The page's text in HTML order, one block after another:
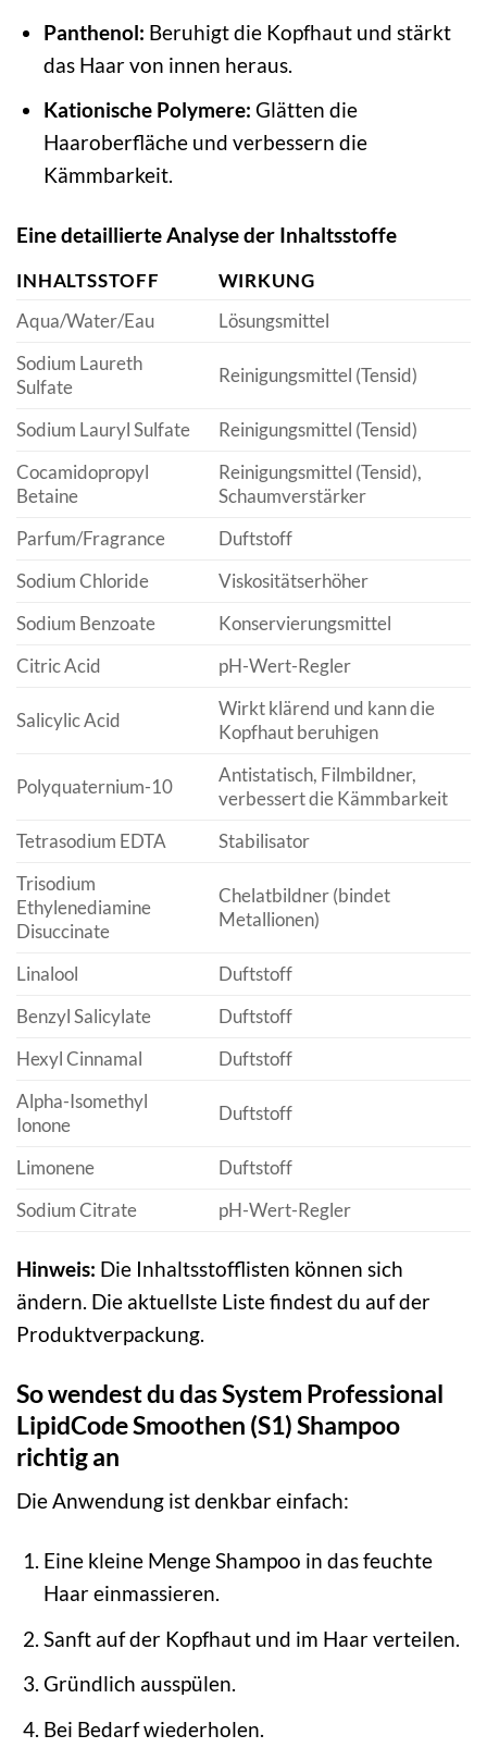
Panthenol: Beruhigt die Kopfhaut und stärkt
das Haar von innen heraus.
Kationische Polymere: Glätten die
Haaroberfläche und verbessern die
Kämmbarkeit.
Eine detaillierte Analyse der Inhaltsstoffe
INHALTSSTOFF
WIRKUNG
Aqua/Water/Eau
Lösungsmittel
Sodium Laureth
Sulfate
Reinigungsmittel (Tensid)
Sodium Lauryl Sulfate
Reinigungsmittel (Tensid)
Cocamidopropyl
Betaine
Reinigungsmittel (Tensid),
Schaumverstärker
Parfum/Fragrance
Duftstoff
Sodium Chloride
Viskositätserhöher
Sodium Benzoate
Konservierungsmittel
Citric Acid
pH-Wert-Regler
Salicylic Acid
Wirkt klärend und kann die
Kopfhaut beruhigen
Polyquaternium-10
Antistatisch, Filmbildner,
verbessert die Kämmbarkeit
Tetrasodium EDTA
Stabilisator
Trisodium
Ethylenediamine
Disuccinate
Chelatbildner (bindet
Metallionen)
Linalool
Duftstoff
Benzyl Salicylate
Duftstoff
Hexyl Cinnamal
Duftstoff
Alpha-Isomethyl
Ionone
Duftstoff
Limonene
Duftstoff
Sodium Citrate
pH-Wert-Regler
Hinweis: Die Inhaltsstofflisten können sich
ändern. Die aktuellste Liste findest du auf der
Produktverpackung.
So wendest du das System Professional
LipidCode Smoothen (S1) Shampoo
richtig an
Die Anwendung ist denkbar einfach:
Eine kleine Menge Shampoo in das feuchte
Haar einmassieren.
Sanft auf der Kopfhaut und im Haar verteilen.
Gründlich ausspülen.
Bei Bedarf wiederholen.